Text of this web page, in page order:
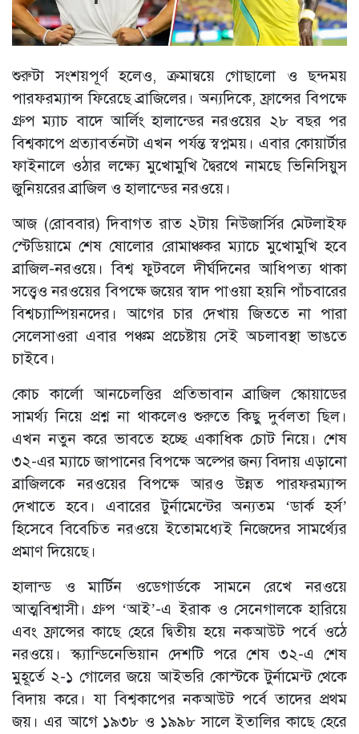
শুরুটা সংশয়পূর্ণ হলেও, ক্রমান্বয়ে গোছালো ও ছন্দময়
পারফরম্যান্স ফিরেছে ব্রাজিলের। অন্যদিকে, ফ্রান্সের বিপক্ষে
গ্রুপ ম্যাচ বাদে আর্লিং হালান্ডের নরওয়ের ২৮ বছর পর
বিশ্বকাপে প্রত্যাবর্তনটা এখন পর্যন্ত স্বপ্নময়। এবার কোয়ার্টার
ফাইনালে ওঠার লক্ষ্যে মুখোমুখি দ্বৈরথে নামছে ভিনিসিয়ুস
জুনিয়রের ব্রাজিল ও হালান্ডের নরওয়ে।
আজ (রোববার) দিবাগত রাত ২টায় নিউজার্সির মেটলাইফ
স্টেডিয়ামে শেষ ষোলোর রোমাঞ্চকর ম্যাচে মুখোমুখি হবে
ব্রাজিল-নরওয়ে। বিশ্ব ফুটবলে দীর্ঘদিনের আধিপত্য থাকা
সত্ত্বেও নরওয়ের বিপক্ষে জয়ের স্বাদ পাওয়া হয়নি পাঁচবারের
বিশ্বচ্যাম্পিয়নদের। আগের চার দেখায় জিততে না পারা
সেলেসাওরা এবার পঞ্চম প্রচেষ্টায় সেই অচলাবস্থা ভাঙতে
চাইবে।
কোচ কার্লো আনচেলত্তির প্রতিভাবান ব্রাজিল স্কোয়াডের
সামর্থ্য নিয়ে প্রশ্ন না থাকলেও শুরুতে কিছু দুর্বলতা ছিল।
এখন নতুন করে ভাবতে হচ্ছে একাধিক চোট নিয়ে। শেষ
৩২-এর ম্যাচে জাপানের বিপক্ষে অল্পের জন্য বিদায় এড়ানো
ব্রাজিলকে নরওয়ের বিপক্ষে আরও উন্নত পারফরম্যান্স
দেখাতে হবে। এবারের টুর্নামেন্টের অন্যতম ‘ডার্ক হর্স’
হিসেবে বিবেচিত নরওয়ে ইতোমধ্যেই নিজেদের সামর্থ্যের
প্রমাণ দিয়েছে।
হালান্ড ও মার্টিন ওডেগার্ডকে সামনে রেখে নরওয়ে
আত্মবিশ্বাসী। গ্রুপ ‘আই’-এ ইরাক ও সেনেগালকে হারিয়ে
এবং ফ্রান্সের কাছে হেরে দ্বিতীয় হয়ে নকআউট পর্বে ওঠে
নরওয়ে। স্ক্যান্ডিনেভিয়ান দেশটি পরে শেষ ৩২-এ শেষ
মুহূর্তে ২-১ গোলের জয়ে আইভরি কোস্টকে টুর্নামেন্ট থেকে
বিদায় করে। যা বিশ্বকাপের নকআউট পর্বে তাদের প্রথম
জয়। এর আগে ১৯৩৮ ও ১৯৯৮ সালে ইতালির কাছে হেরে